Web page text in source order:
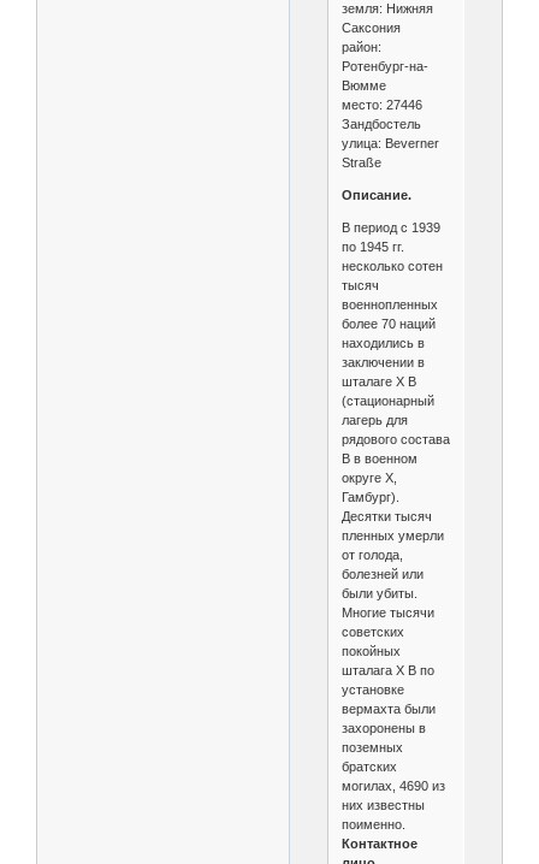
земля: Нижняя
Саксония
район:
Ротенбург-на-
Вюмме
место: 27446
Зандбостель
улица: Beverner
Straße
Oписание.
В период с 1939
по 1945 гг.
несколько сотен
тысяч
военнопленных
более 70 наций
находились в
заключении в
шталаге X B
(стационарный
лагерь для
рядового состава
B в военном
округе X,
Гамбург).
Десятки тысяч
пленных умерли
от голода,
болезней или
были убиты.
Многие тысячи
советских
покойных
шталага X B по
установке
вермахта были
захоронены в
поземных
братских
могилах, 4690 из
них известны
поименно.
Контактное